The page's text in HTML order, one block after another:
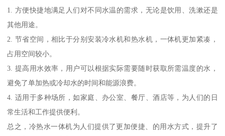
1. 方便快捷地满足人们对不同水温的需求，无论是饮用、洗漱还是
其他用途。
2. 节省空间，相比于分别安装冷水机和热水机，一体机更加紧凑，
占用空间较小。
3. 提高用水效率，用户可以根据实际需要随时获取所需温度的水，
避免了单加热或冷却水的时间和能源浪费。
4. 适用于多种场所，如家庭、办公室、餐厅、酒店等，为人们的日
常生活和工作提供便利。
总之，冷热水一体机为人们提供了更加便捷、的用水方式，提升了